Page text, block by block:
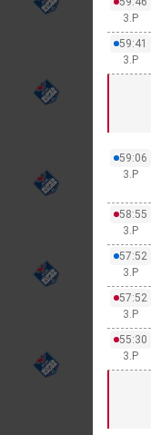
3.P
59:41
3.P
59:06
3.P
58:55
3.P
57:52
3.P
57:52
3.P
55:30
3.P